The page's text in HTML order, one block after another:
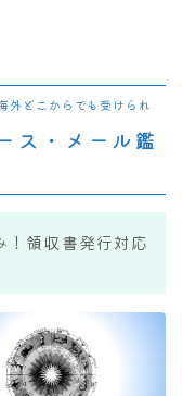
外どこからでも受けられ
ス・メール鑑
！領収書発行対応